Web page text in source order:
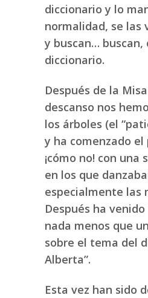
diccionario y lo
normalidad, se las
y buscan… buscan,
diccionario.
Después de la
descanso nos
los árboles (el
y ha comenzado el
¡cómo no! con una
en los que
especialmente las
Después ha venido
nada menos que
sobre el tema del
Alberta”.
Esta vez han sido